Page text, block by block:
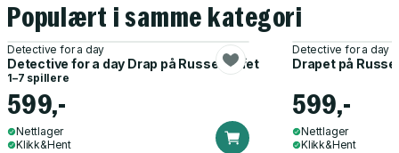
Populært i samme kategori
Detective for a day
Detective for a day Drap på Russetreffet
1–7 spillere
599,-
Nettlager
Klikk&Hent
Detective for a day
Drapet på
599,-
Nettlager
Klikk&Hent